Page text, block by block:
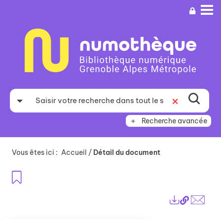
recherche
Recherche avancée
Vous êtes ici : Accueil / Détail du document
Lien